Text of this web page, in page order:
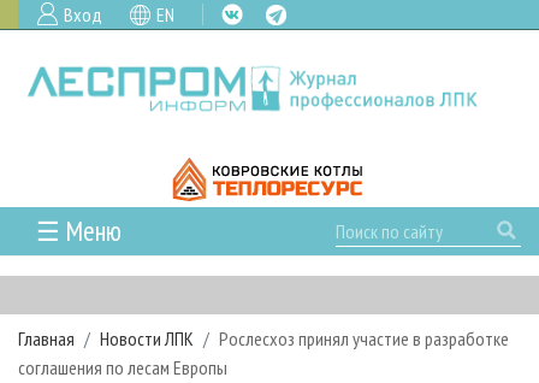
Вход EN
☰ Меню
ГЛАВНАЯ
РУБРИКИ И ТЕМЫ
РУБРИКИ ЖУРНАЛА
НОВОСТИ
Главная Новости ЛПК
Рослесхоз принял участие в разработке
соглашения по лесам Европы